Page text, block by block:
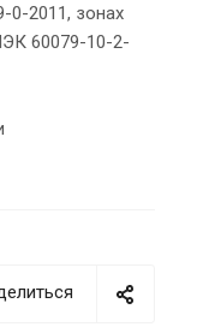
0-2011, зонах
60079-10-2-